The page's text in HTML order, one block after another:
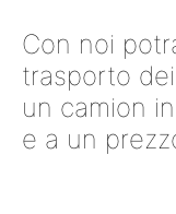
Con noi
trasporto
un camion
e a un